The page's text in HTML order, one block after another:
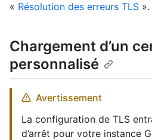
« Résolution des erreurs TLS ».
Chargement d’un
personnalisé
Avertissement
La configuration de TLS
d’arrêt pour votre instance